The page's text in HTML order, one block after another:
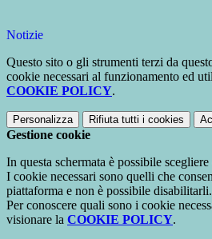
Notizie
Questo sito o gli strumenti terzi da
cookie necessari al funzionamento ed
COOKIE POLICY.
Personalizza Rifiuta tutti i cookies
Gestione cookie
In questa schermata è possibile
I cookie necessari sono quelli che
piattaforma e non è possibile disabilitarli.
Per conoscere quali sono i cookie
visionare la COOKIE POLICY.